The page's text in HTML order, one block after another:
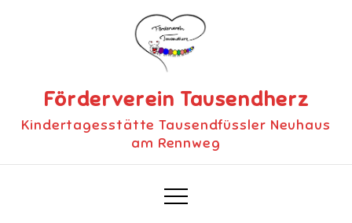
Förderverein Tausendherz
Kindertagesstätte Tausendfüssler Neuhaus
am Rennweg